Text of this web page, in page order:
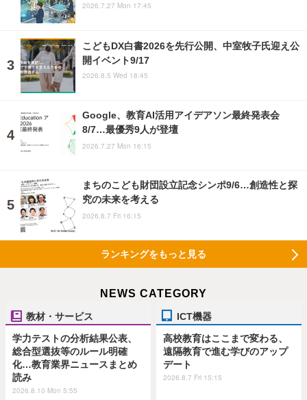
2026.7.27 Mon 17:45
こどもDX白書2026を先行公開、中室牧子氏迎え公
開イベント9/17
2026.8.5 Wed 18:45
Google、教育AI活用アイデアソン最終発表会
8/7…最優秀9人が登壇
2026.7.27 Mon 16:15
まちのこども財団設立記念シンポ9/6…創造性と探
究の未来を考える
2026.8.7 Fri 16:15
ランキングをもっと見る
NEWS CATEGORY
教材・サービス
学力テストの分析結果公表、
総合型選抜等のルール明確
化…教育業界ニュースまとめ
読み
2026.8.10 Mon 5:55
ICT機器
高校教育はここまで変わる、
遠隔教育で進む学びのアップ
デート
2026.8.7 Fri 15:15